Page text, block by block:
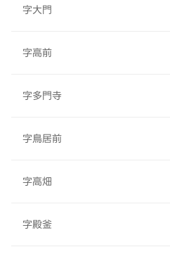
字大門
字高前
字多門寺
字鳥居前
字高畑
字殿釜